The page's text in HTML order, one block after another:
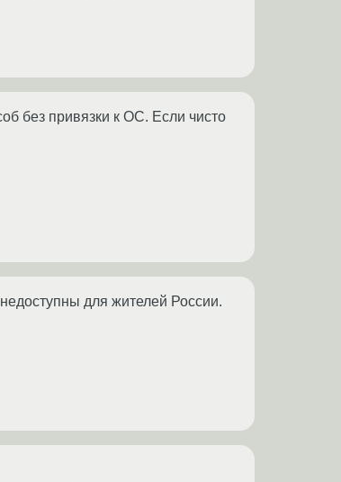
без привязки к ОС. Если чисто
для жителей России.